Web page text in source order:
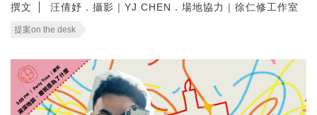
撰文 汪倩妤．攝影｜YJ CHEN．場地協力｜徐仁修工作室
提案on the desk